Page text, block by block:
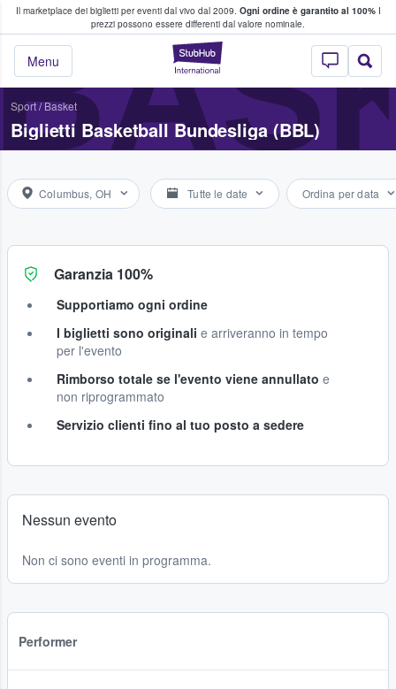
Il marketplace dei biglietti per eventi dal vivo dal 2009. Ogni ordine è garantito al 100%I
prezzi possono essere differenti dal valore nominale.
StubHub - Dove
Menu
fan comprano e vendono biglietti
Sport/Basket
Biglietti Basketball Bundesliga (BBL)
Columbus, OH Tutte le date Ordina per data
Garanzia 100%
Supportiamo ogni ordine
I biglietti sono originali e arriveranno in tempo
per l'evento
Rimborso totale se l'evento viene annullato e
non riprogrammato
Servizio clienti fino al tuo posto a sedere
Nessun evento
Non ci sono eventi in programma.
Performer